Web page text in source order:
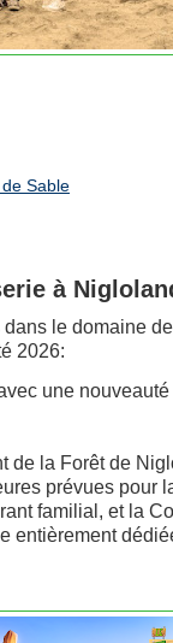
Sable
à
le domaine de
2026:
une nouveauté
de la Forêt de
prévues pour
familial, et la
entièrement